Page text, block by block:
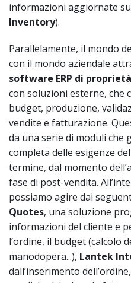
informazioni aggiornate
Inventory).
Parallelamente, il mondo
con il mondo aziendale
software ERP di proprietà
con soluzioni esterne, che
budget, produzione,
vendite e fatturazione.
da una serie di moduli che
completa delle esigenze
termine, dal momento
fase di post-vendita.
possiamo agire dai
Quotes, una soluzione
informazioni del cliente e
l’ordine, il budget (calcolo
manodopera...), Lantek
dall’inserimento